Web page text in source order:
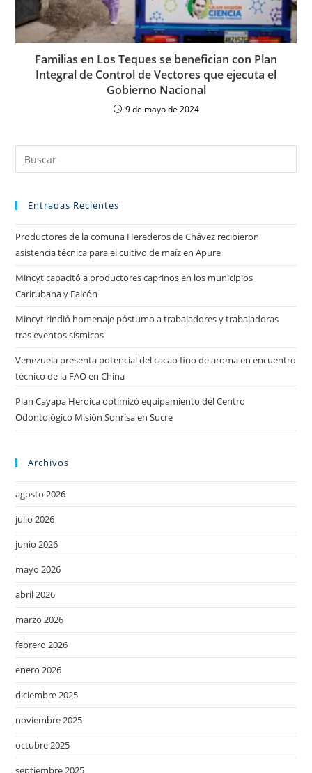
Familias en Los Teques se benefician con Plan
Integral de Control de Vectores que ejecuta el
Gobierno Nacional
9 de mayo de 2024
Entradas Recientes
Productores de la comuna Herederos de Chávez recibieron
asistencia técnica para el cultivo de maíz en Apure
Mincyt capacitó a productores caprinos en los municipios
Carirubana y Falcón
Mincyt rindió homenaje póstumo a trabajadores y trabajadoras
tras eventos sísmicos
Venezuela presenta potencial del cacao fino de aroma en encuentro
técnico de la FAO en China
Plan Cayapa Heroica optimizó equipamiento del Centro
Odontológico Misión Sonrisa en Sucre
Archivos
agosto 2026
julio 2026
junio 2026
mayo 2026
abril 2026
marzo 2026
febrero 2026
enero 2026
diciembre 2025
noviembre 2025
octubre 2025
septiembre 2025